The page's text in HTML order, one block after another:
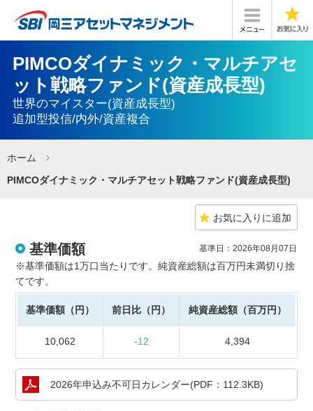
PIMCOダイナミック・マルチアセ
ット戦略ファンド(資産成長型)
世界のマイスター(資産成長型)
追加型投信/内外/資産複合
ホーム
PIMCOダイナミック・マルチアセット戦略ファンド(資産成長型)
お気に入りに追加
基準価額 基準日：2026年08月07日
※基準価額は1万口当たりです。純資産総額は百万円未満切り捨
てです。
基準価額（円） 前日比（円） 純資産総額（百万円）
10,062 -12 4,394
2026年申込み不可日カレンダー(PDF：112.3KB)